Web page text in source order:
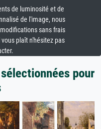
de luminosité et de
de l'image, nous
sans frais
plaît n'hésitez pas
pour